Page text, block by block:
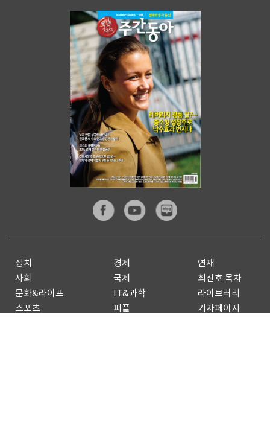
정치 경제
연재
사회
국제
최신호 목차
문화&라이프
IT&과학
라이브러리
스포츠
피플
기자페이지